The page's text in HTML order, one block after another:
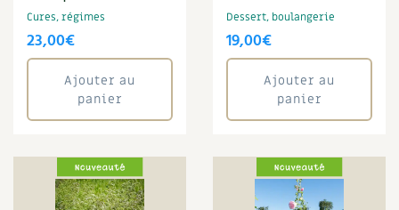
Cures, régimes
23,00€
Ajouter au
panier
Dessert, boulangerie
19,00€
Ajouter au
panier